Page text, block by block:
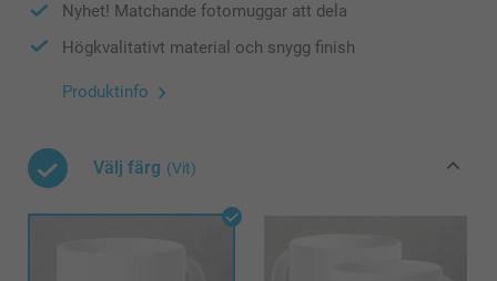
Nyhet! Matchande fotomuggar att dela
Högkvalitativt material och snygg finish
Produktinfo
Välj färg (Vit)